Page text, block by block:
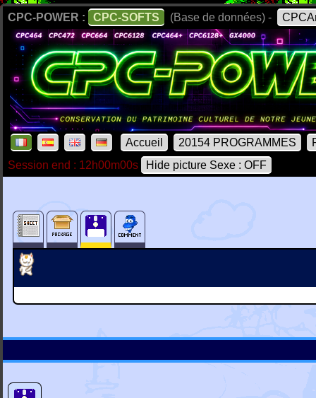
CPC-POWER : CPC-SOFTS (Base de données) -
Accueil 20154 PROGRAMMES
Session end : 12h00m00s
Hide picture Sexe : OFF